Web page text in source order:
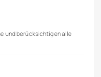
und berücksichtigen alle